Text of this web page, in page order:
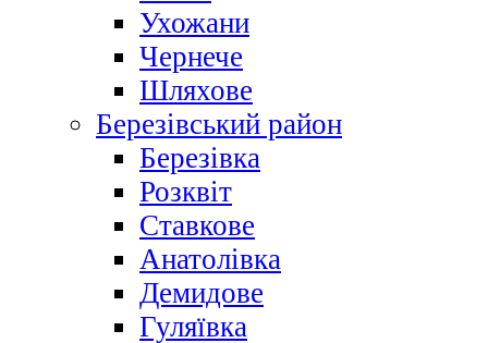
Ухожани
Чернече
Шляхове
Березівський район
Березівка
Розквіт
Ставкове
Анатолівка
Демидове
Гуляївка